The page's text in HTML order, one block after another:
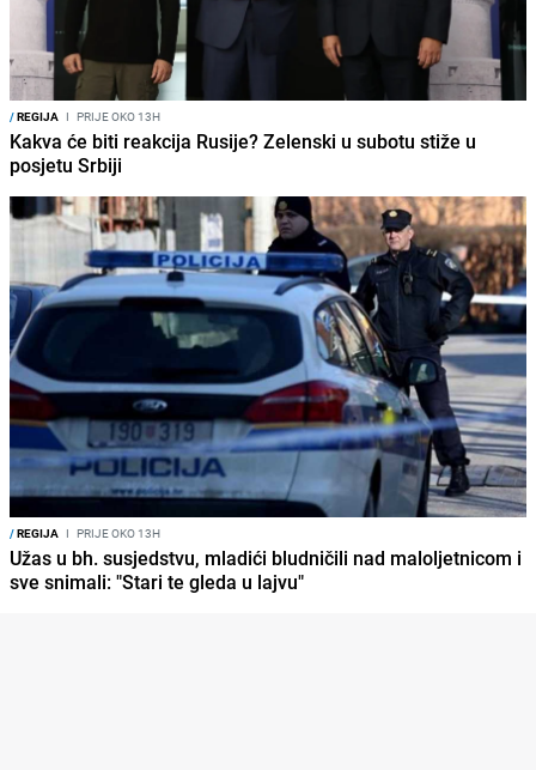
/REGIJA I PRIJE OKO 13H
Kakva će biti reakcija Rusije? Zelenski u subotu stiže u
posjetu Srbiji
/REGIJA I PRIJE OKO 13H
Užas u bh. susjedstvu, mladići bludničili nad maloljetnicom i
sve snimali: "Stari te gleda u lajvu"